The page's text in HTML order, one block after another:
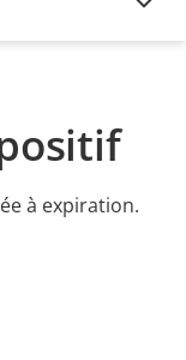
à expiration.